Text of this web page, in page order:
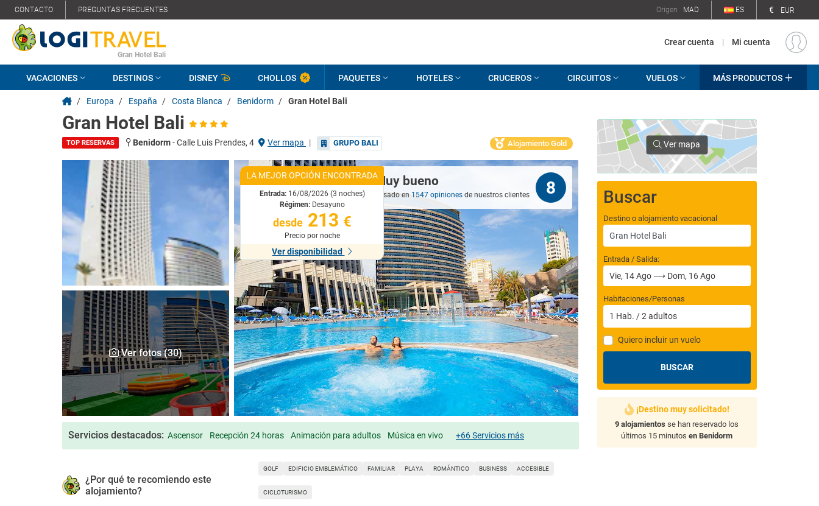
CONTACTO PREGUNTAS FRECUENTES Origen MAD ES € EUR
Gran Hotel Bali
Crear cuenta | Mi cuenta
VACACIONES DESTINOS DISNEY CHOLLOS PAQUETES HOTELES CRUCEROS CIRCUITOS VUELOS MÁS PRODUCTOS
/ Europa / España / Costa Blanca / Benidorm / Gran Hotel Bali
Gran Hotel Bali
TOP RESERVAS Benidorm-Calle Luis Prendes, 4 Ver mapa | GRUPO BALI Alojamiento Gold
Ver fotos (30)
Muy bueno
Basado en 1547 opiniones de nuestros clientes 8
LA MEJOR OPCIÓN ENCONTRADA
Entrada: 16/08/2026 (3 noches)
Régimen: Desayuno
desde 213 €
Precio por noche
Ver disponibilidad
Servicios destacados: Ascensor Recepción 24 horas Animación para adultos Música en vivo +66 Servicios más
¿Por qué te recomiendo este
alojamiento?
GOLF EDIFICIO EMBLEMÁTICO FAMILIAR PLAYA ROMÁNTICO BUSINESS ACCESIBLE
CICLOTURISMO
Ver mapa
Buscar
Destino o alojamiento vacacional
Entrada / Salida:
Habitaciones/Personas
1 Hab. /2 adultos
Quiero incluir un vuelo
BUSCAR
¡Destino muy solicitado!
9 alojamientos se han reservado los
últimos 15 minutosen Benidorm